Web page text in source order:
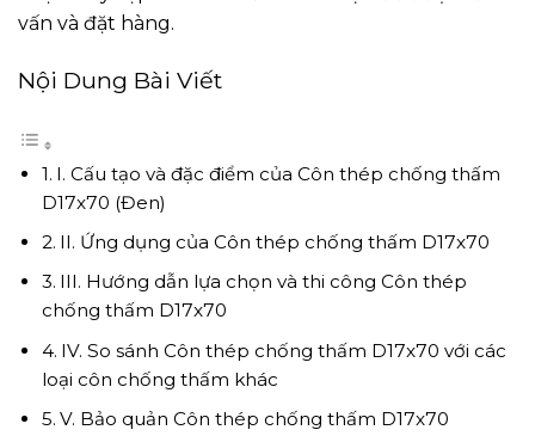
vấn và đặt hàng.
Nội Dung Bài Viết
I. Cấu tạo và đặc điểm của Côn thép chống thấm
D17x70 (Đen)
II. Ứng dụng của Côn thép chống thấm D17x70
III. Hướng dẫn lựa chọn và thi công Côn thép
chống thấm D17x70
IV. So sánh Côn thép chống thấm D17x70 với các
loại côn chống thấm khác
V. Bảo quản Côn thép chống thấm D17x70